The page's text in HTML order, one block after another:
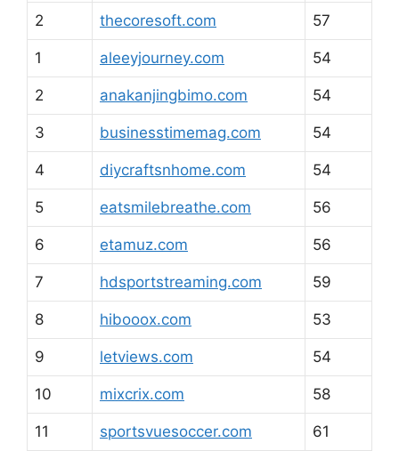
2 thecoresoft.com 57
1 aleeyjourney.com 54
2 anakanjingbimo.com 54
3 businesstimemag.com 54
4 diycraftsnhome.com 54
5 eatsmilebreathe.com 56
6 etamuz.com 56
7 hdsportstreaming.com 59
8 hibooox.com 53
9 letviews.com 54
10 mixcrix.com 58
11 sportsvuesoccer.com 61